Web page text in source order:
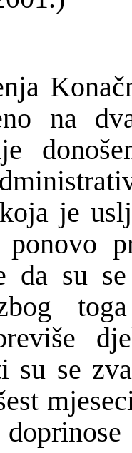
Konač
na
je
da su
su se